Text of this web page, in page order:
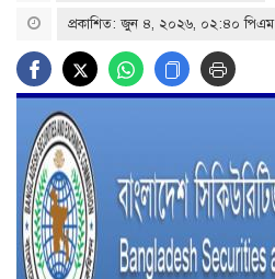
প্রকাশিত: জুন ৪, ২০২৬, ০২:৪০ পিএম